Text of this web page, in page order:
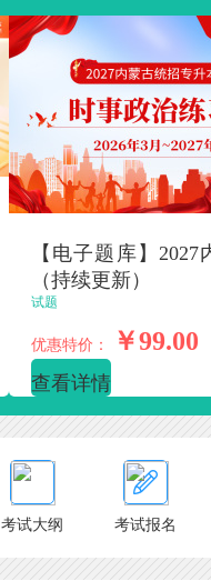
【电子题库】
（持续更新）
试题
优惠特价： ￥99.00
查看详情
考试大纲 考试报名